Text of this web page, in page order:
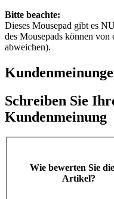
Bitte beachte:
Dieses Mousepad gibt es
des Mousepads können
abweichen).
Schreiben Sie
Kundenmeinung
Wie bewerten Sie
Artikel?